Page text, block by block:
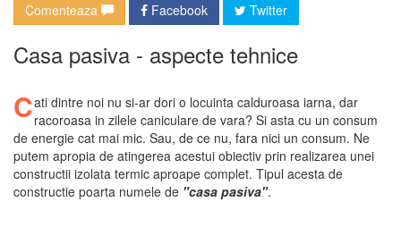
Comenteaza Facebook Twitter
Casa pasiva - aspecte tehnice
Cati dintre noi nu si-ar dori o locuinta calduroasa iarna, dar
racoroasa in zilele caniculare de vara? Si asta cu un consum
de energie cat mai mic. Sau, de ce nu, fara nici un consum. Ne
putem apropia de atingerea acestui obiectiv prin realizarea unei
constructii izolata termic aproape complet. Tipul acesta de
constructie poarta numele de "casa pasiva".